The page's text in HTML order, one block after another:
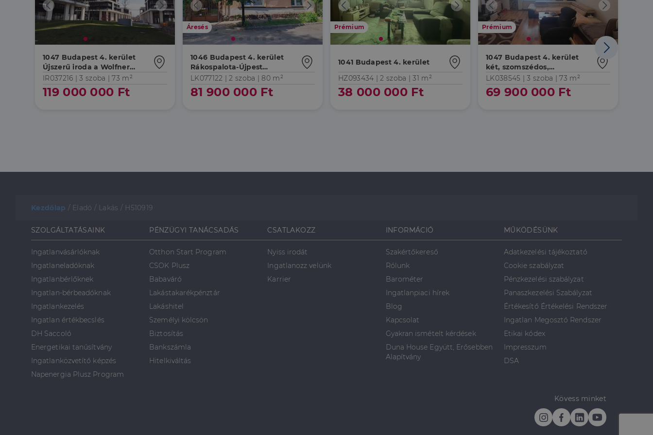
1047 Budapest 4. kerület
Újszerű iroda a Wolfner
utcában!
IR037216 |3 szoba | 73 m²
119 000 000 Ft
Áresés
1046 Budapest 4. kerület
Rákospalota-Újpest
vasútállomás környéke
LK077122 |2 szoba | 80 m²
81 900 000 Ft
Prémium
1041 Budapest 4. kerület
HZ093434 |2 szoba | 31 m²
38 000 000 Ft
Prémium
1047 Budapest 4. kerület
két, szomszédos,
kertkapcsolatos lakás -
összeköltözőknek!
LK038545 |3 szoba | 73 m²
69 900 000 Ft
Kezdőlap / Eladó / Lakás / H510919
SZOLGÁLTATÁSAINK
Ingatlanvásárlóknak
Ingatlaneladóknak
Ingatlanbérlőknek
Ingatlan-bérbeadóknak
Ingatlankezelés
Ingatlan értékbecslés
DH Saccoló
Energetikai tanúsítvány
Ingatlanközvetítő képzés
Napenergia Plusz Program
PÉNZÜGYI TANÁCSADÁS
Otthon Start Program
CSOK Plusz
Babaváró
Lakástakarékpénztár
Lakáshitel
Személyi kölcsön
Biztosítás
Bankszámla
Hitelkiváltás
CSATLAKOZZ
Nyiss irodát
Ingatlanozz velünk
Karrier
INFORMÁCIÓ
Szakértőkereső
Rólunk
Barométer
Ingatlanpiaci hírek
Blog
Kapcsolat
Gyakran ismételt kérdések
Duna House Együtt, Erősebben
Alapítvány
MŰKÖDÉSÜNK
Adatkezelési tájékoztató
Cookie szabályzat
Pénzkezelési szabályzat
Panaszkezelési Szabályzat
Értékesítő Értékelési Rendszer
Ingatlan Megosztó Rendszer
Etikai kódex
Impresszum
DSA
Kövess minket